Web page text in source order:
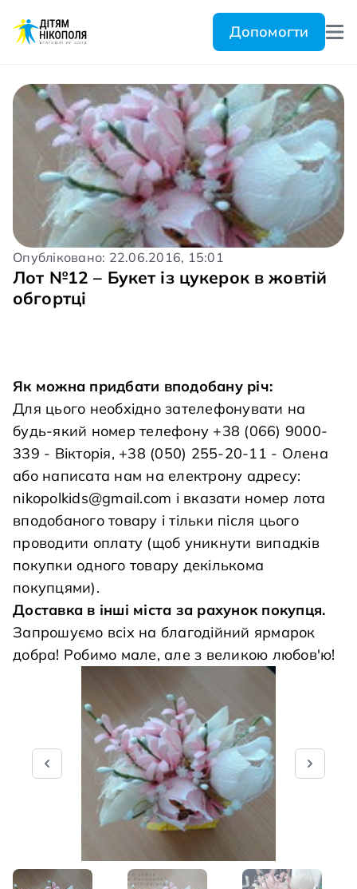
Допомогти
Опубліковано: 22.06.2016, 15:01
Лот №12 – Букет із цукерок в жовтій
обгортці
Як можна придбати вподобану річ:
Для цього необхідно зателефонувати на
будь-який номер телефону +38 (066) 9000-
339 - Вікторія, +38 (050) 255-20-11 - Олена
або написата нам на електрону адресу:
nikopolkids@gmail.com і вказати номер лота
вподобаного товару і тільки після цього
проводити оплату (щоб уникнути випадків
покупки одного товару декількома
покупцями).
Доставка в інші міста за рахунок покупця.
Запрошуємо всіх на благодійний ярмарок
добра! Робимо мале, але з великою любов'ю!